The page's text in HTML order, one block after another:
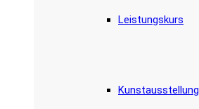
Leistungskurs
Kunstausstellung